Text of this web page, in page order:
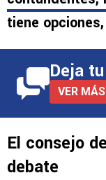
tiene
Deja
VER
El consejo
debate